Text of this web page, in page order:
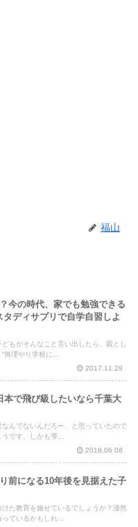
福山
今の時代、家でも勉強できる
タディサプリで自学自習しよ
どもがそんなこと言い出したら、親とし
無理やり学校に...
2017.11.29
本で飛び級したいなら千葉大
んでないんだろー、と思っていたので
です。しかも導...
2018.06.08
前になる10年後を見据えた子
た教育を施せているでしょうか？漫然
っているかもしれ...